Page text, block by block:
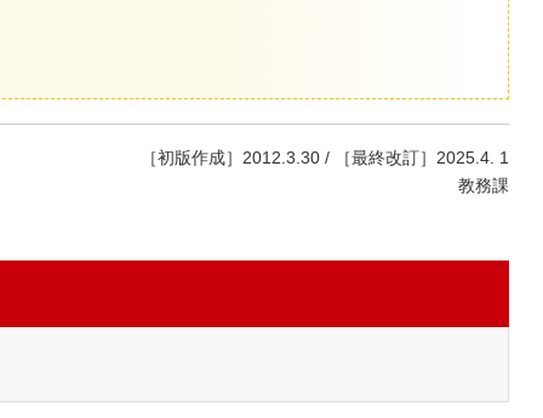
［初版作成］2012.3.30 / ［最終改訂］2025.4. 1
教務課